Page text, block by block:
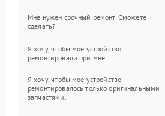
Мне нужен срочный ремонт. Сможете
сделать?
Я хочу, чтобы мое устройство
ремонтировали при мне.
Я хочу, чтобы мое устройство
ремонтировалось только оригинальными
запчастями.